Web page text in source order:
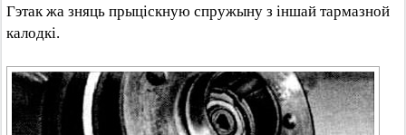
Гэтак жа зняць прыціскную спружыну з іншай тармазной
калодкі.